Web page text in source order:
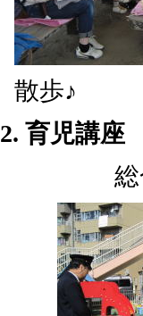
散歩♪
2. 育児講座
総合